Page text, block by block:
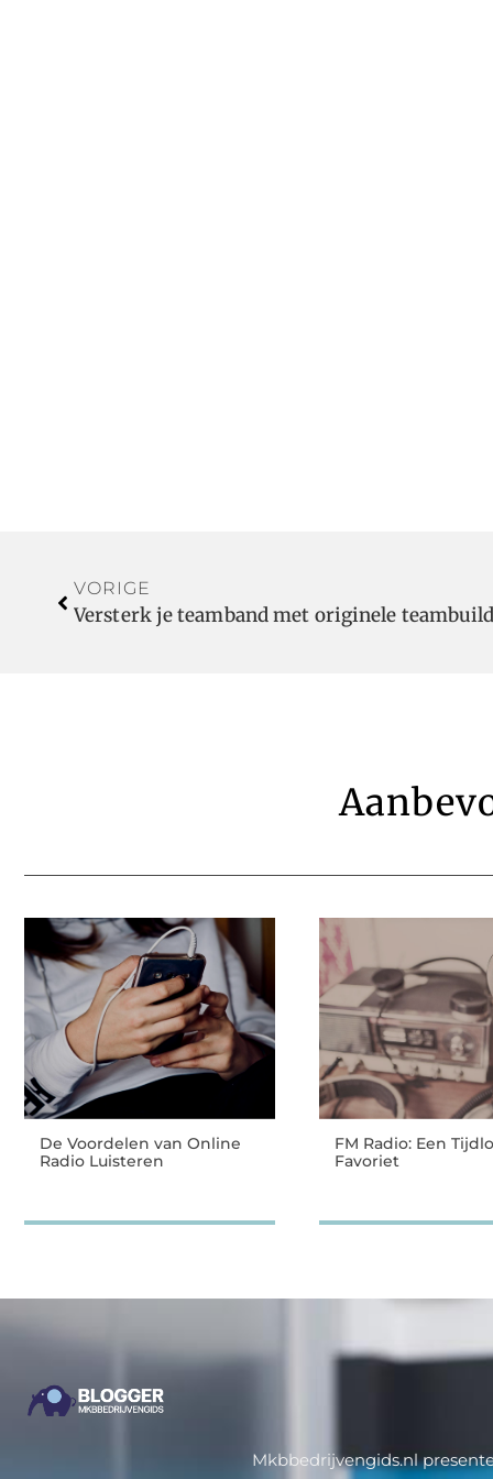
VORIGE
Versterk je teamband met originele
De Voordelen van Online
Radio Luisteren
FM Radio: Een
Favoriet
Mkbbedrijvengids.nl